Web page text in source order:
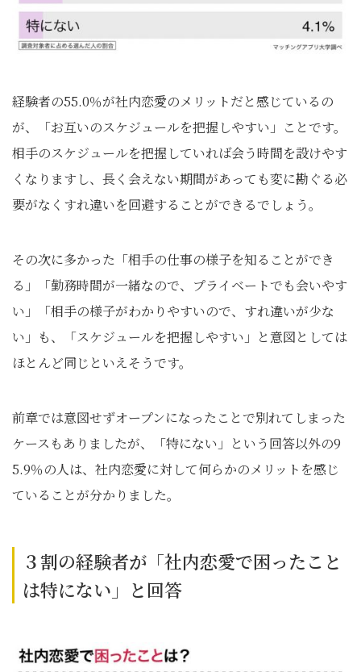
経験者の55.0％が社内恋愛のメリットだと感じているの
が、「お互いのスケジュールを把握しやすい」ことです。
相手のスケジュールを把握していれば会う時間を設けやす
くなりますし、長く会えない期間があっても変に勘ぐる必
要がなくすれ違いを回避することができるでしょう。
その次に多かった「相手の仕事の様子を知ることができ
る」「勤務時間が一緒なので、プライベートでも会いやす
い」「相手の様子がわかりやすいので、すれ違いが少な
い」も、「スケジュールを把握しやすい」と意図としては
ほとんど同じといえそうです。
前章では意図せずオープンになったことで別れてしまった
ケースもありましたが、「特にない」という回答以外の9
5.9％の人は、社内恋愛に対して何らかのメリットを感じ
ていることが分かりました。
３割の経験者が「社内恋愛で困ったこと
は特にない」と回答